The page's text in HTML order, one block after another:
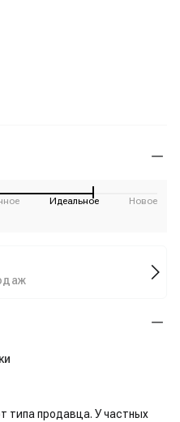
Идеальное Новое
типа продавца. У частных